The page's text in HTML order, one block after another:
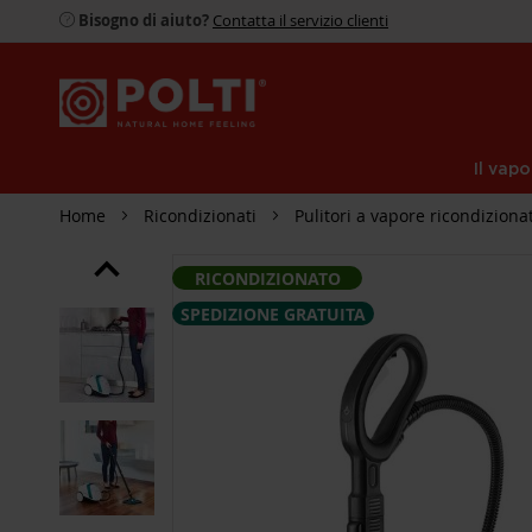
Bisogno di aiuto? Contatta il servizio clienti
Il
Home Ricondizionati Pulitori a vapore
SKIP
END
THE
IMAGES
GALLERY
RICONDIZIONATO
SPEDIZIONE GRATUITA